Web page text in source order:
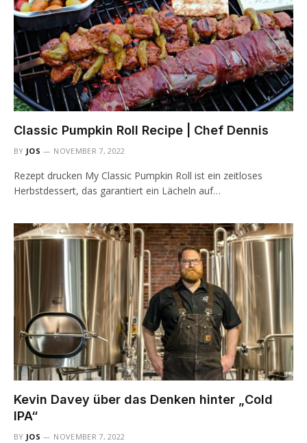
Classic Pumpkin Roll Recipe | Chef Dennis
BY JOS NOVEMBER 7, 2022
Rezept drucken My Classic Pumpkin Roll ist ein zeitloses
Herbstdessert, das garantiert ein Lächeln auf…
Kevin Davey über das Denken hinter „Cold
IPA“
BY JOS NOVEMBER 7, 2022